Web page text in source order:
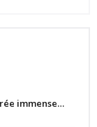
immense…